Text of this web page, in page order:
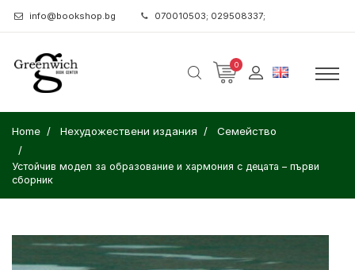
info@bookshop.bg 070010503; 029508337;
0
Home Нехудожествени издания Семейство
Устойчив модел за образование и хармония с децата – първи
сборник